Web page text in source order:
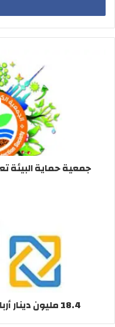
جمعية حماية البيئة
18.4 مليون دينار أرباح «الأهلي» في النصف الأول